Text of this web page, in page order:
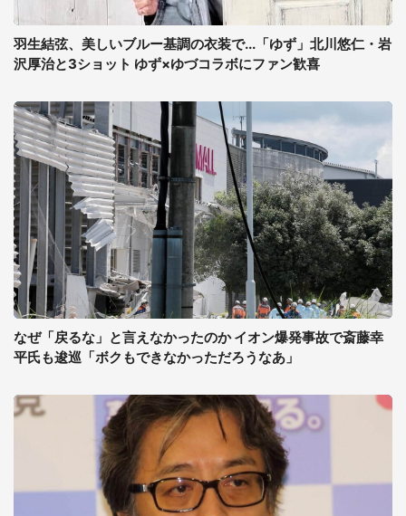
羽生結弦、美しいブルー基調の衣装で...「ゆず」北川悠仁・岩
沢厚治と3ショット ゆず×ゆづコラボにファン歓喜
なぜ「戻るな」と言えなかったのか イオン爆発事故で斎藤幸
平氏も逡巡「ボクもできなかっただろうなあ」